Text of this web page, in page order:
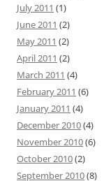
July 2011 (1)
June 2011 (2)
May 2011 (2)
April 2011 (2)
March 2011 (4)
February 2011 (6)
January 2011 (4)
December 2010(4)
November 2010(6)
October 2010(2)
September 2010(8)